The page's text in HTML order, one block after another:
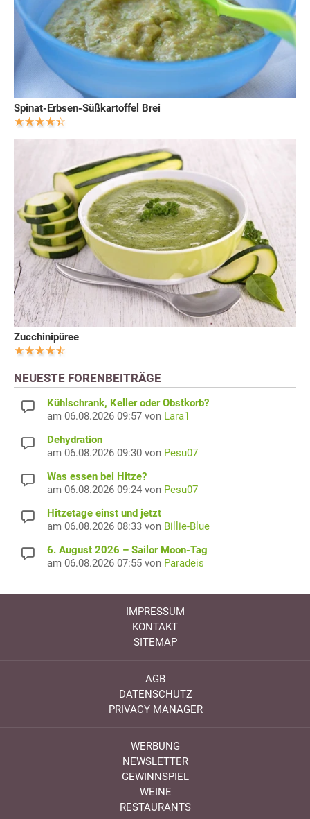
Spinat-Erbsen-Süßkartoffel Brei
Zucchinipüree
NEUESTE FORENBEITRÄGE
Kühlschrank, Keller oder Obstkorb?
am 06.08.2026 09:57 von Lara1
Dehydration
am 06.08.2026 09:30 von Pesu07
Was essen bei Hitze?
am 06.08.2026 09:24 von Pesu07
Hitzetage einst und jetzt
am 06.08.2026 08:33 von Billie-Blue
6. August 2026 – Sailor Moon-Tag
am 06.08.2026 07:55 von Paradeis
IMPRESSUM
KONTAKT
SITEMAP
AGB
DATENSCHUTZ
PRIVACY MANAGER
WERBUNG
NEWSLETTER
GEWINNSPIEL
WEINE
RESTAURANTS